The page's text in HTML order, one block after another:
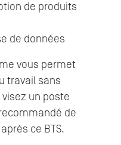
de produits
de données
vous permet
travail sans
un poste
de
ce BTS.